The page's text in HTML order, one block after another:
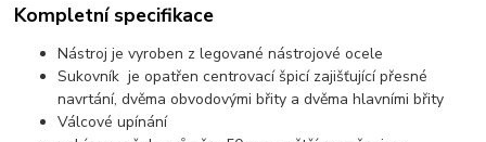
Kompletní specifikace
Nástroj je vyroben z legované nástrojové ocele
Sukovník je opatřen centrovací špicí zajišťující přesné
navrtání, dvěma obvodovými břity a dvěma hlavními břity
Válcové upínání